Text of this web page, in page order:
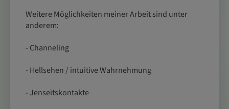
Weitere Möglichkeiten meiner Arbeit sind unter
anderem:
- Channeling
- Hellsehen / intuitive Wahrnehmung
- Jenseitskontakte